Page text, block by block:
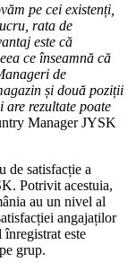
pe cei existenți,
rata de
este că
ce înseamnă că
de
și două poziții
rezultate poate
Manager JYSK
de satisfacție a
Potrivit acestuia,
au un nivel al
angajaților
este
grup.